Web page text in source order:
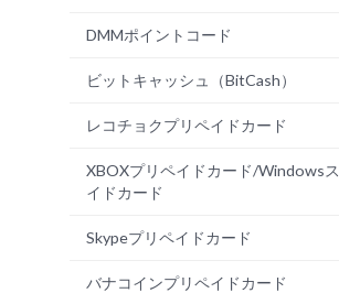
DMMポイントコード
ビットキャッシュ（BitCash）
レコチョクプリペイドカード
XBOXプリペイドカード/Windows
イドカード
Skypeプリペイドカード
バナコインプリペイドカード